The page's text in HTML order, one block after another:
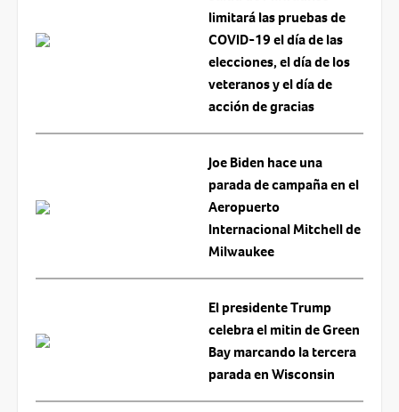
limitará las pruebas de
COVID-19 el día de las
elecciones, el día de los
veteranos y el día de
acción de gracias
Joe Biden hace una
parada de campaña en el
Aeropuerto
Internacional Mitchell de
Milwaukee
El presidente Trump
celebra el mitin de Green
Bay marcando la tercera
parada en Wisconsin